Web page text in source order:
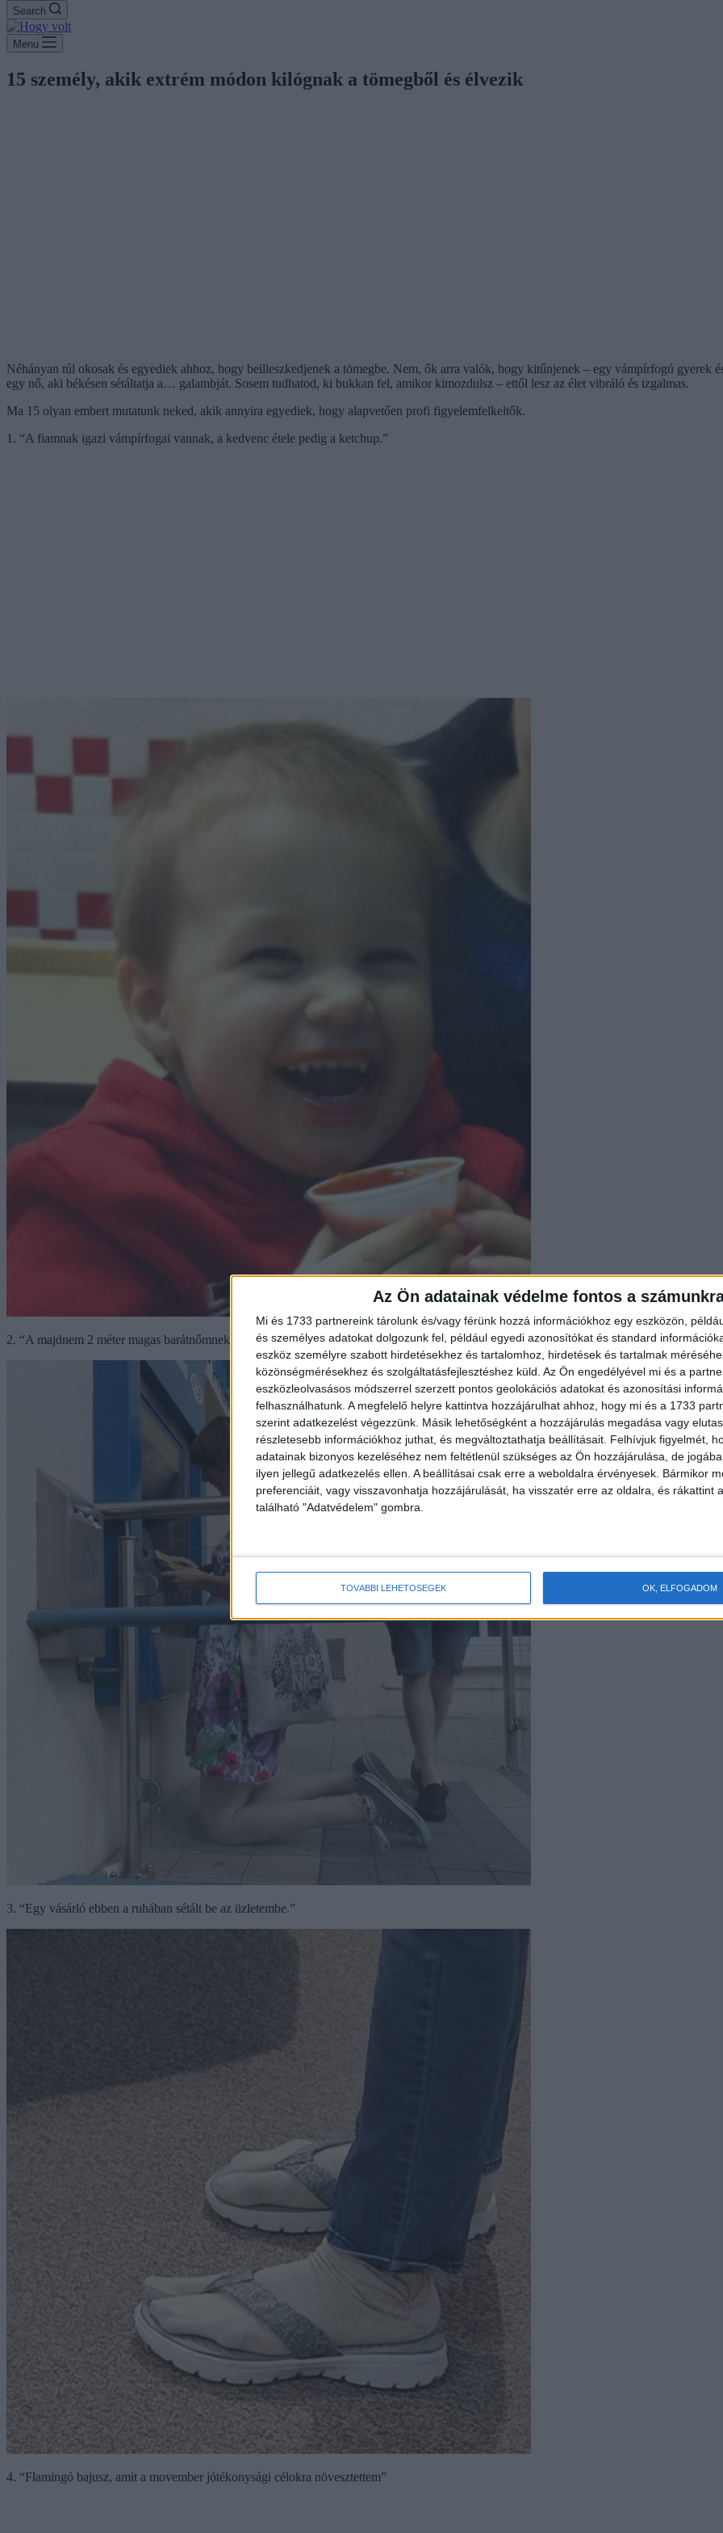
Az Ön adatainak védelme fontos a
Mi és 1733 partnereink tárolunk és/vagy férünk hozzá információkhoz egy eszközön,
és személyes adatokat dolgozunk fel, például egyedi azonosítókat és standard
eszköz személyre szabott hirdetésekhez és tartalomhoz, hirdetések és tartalmak
közönségmérésekhez és szolgáltatásfejlesztéshez küld. Az Ön engedélyével mi és a
eszközleolvasásos módszerrel szerzett pontos geolokációs adatokat és azonosítási
felhasználhatunk. A megfelelő helyre kattintva hozzájárulhat ahhoz, hogy mi és a 1733
szerint adatkezelést végezzünk. Másik lehetőségként a hozzájárulás megadása vagy
részletesebb információkhoz juthat, és megváltoztathatja beállításait. Felhívjuk figyelmét,
adatainak bizonyos kezeléséhez nem feltétlenül szükséges az Ön hozzájárulása, de
ilyen jellegű adatkezelés ellen. A beállításai csak erre a weboldalra érvényesek. Bármikor
preferenciáit, vagy visszavonhatja hozzájárulását, ha visszatér erre az oldalra, és rákattint
található "Adatvédelem" gombra.
TOVÁBBI LEHETŐSÉGEK OK, ELFOGADOM
Search
Menu
15 személy, akik extrém módon kilógnak a tömegből és élvezik
Néhányan túl okosak és egyediek ahhoz, hogy beilleszkedjenek a tömegbe. Nem, ők arra valók, hogy kitűnjenek – egy vámpírfogú gyerek
egy nő, aki békésen sétáltatja a… galambját. Sosem tudhatod, ki bukkan fel, amikor kimozdulsz – ettől lesz az élet vibráló és izgalmas.
Ma 15 olyan embert mutatunk neked, akik annyira egyediek, hogy alapvetően profi figyelemfelkeltők.
1. “A fiamnak igazi vámpírfogai vannak, a kedvenc étele pedig a ketchup.”
2. “A majdnem 2 méter magas barátnőmnek gondjai vannak az automatánál.”
3. “Egy vásárló ebben a ruhában sétált be az üzletembe.”
4. “Flamingó bajusz, amit a movember jótékonysági célokra növesztettem”